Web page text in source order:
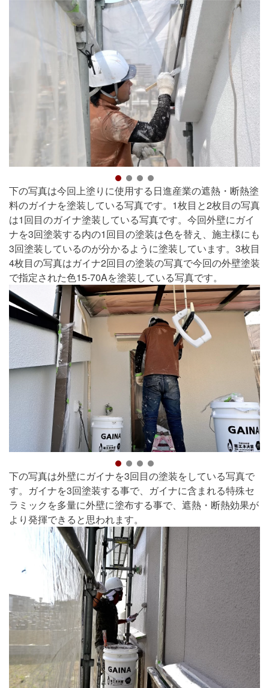
下の写真は今回上塗りに使用する日進産業の遮熱・断熱塗
料のガイナを塗装している写真です。1枚目と2枚目の写真
は1回目のガイナ塗装している写真です。今回外壁にガイ
ナを3回塗装する内の1回目の塗装は色を替え、施主様にも
3回塗装しているのが分かるように塗装しています。3枚目
4枚目の写真はガイナ2回目の塗装の写真で今回の外壁塗装
で指定された色15-70Aを塗装している写真です。
下の写真は外壁にガイナを3回目の塗装をしている写真で
す。ガイナを3回塗装する事で、ガイナに含まれる特殊セ
ラミックを多量に外壁に塗布する事で、遮熱・断熱効果が
より発揮できると思われます。